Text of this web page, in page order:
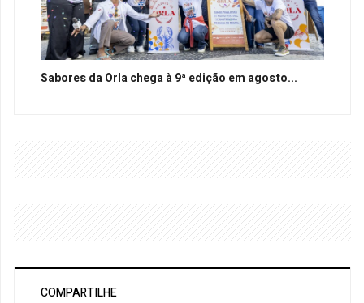
Sabores da Orla chega à 9ª edição em agosto...
COMPARTILHE